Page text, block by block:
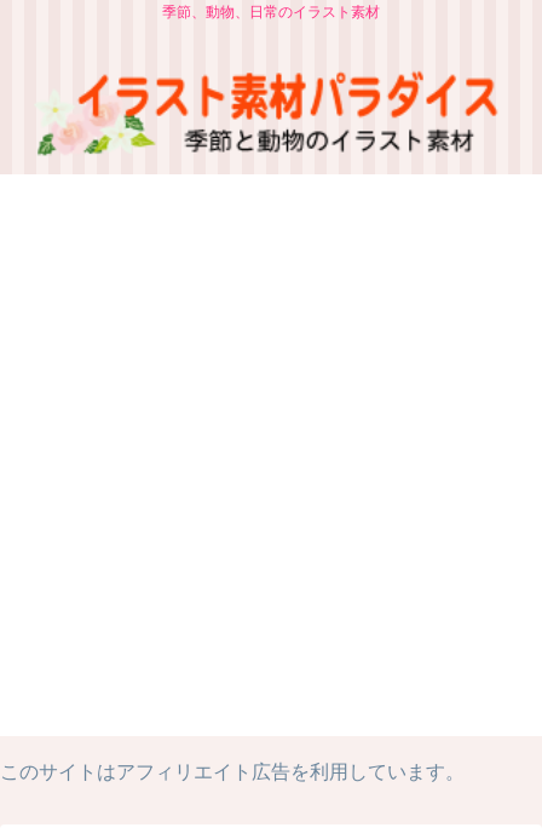
季節、動物、日常のイラスト素材
このサイトはアフィリエイト広告を利用しています。